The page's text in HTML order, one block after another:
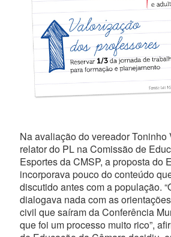
Na avaliação do vereador Toninho
relator do PL na Comissão de
Esportes da CMSP, a proposta do
incorporava pouco do conteúdo
discutido antes com a população.
dialogava nada com as
civil que saíram da Conferência
que foi um processo muito rico”,